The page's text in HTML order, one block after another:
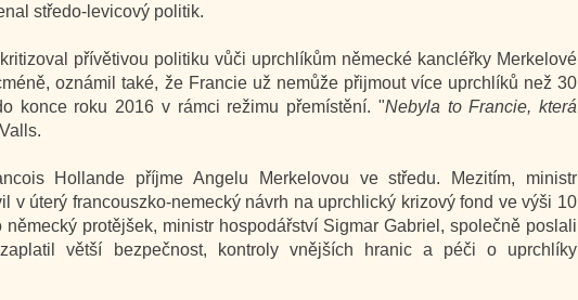
středo-levicový politik.
přívětivou politiku vůči uprchlíkům německé kancléřky Merkelové
oznámil také, že Francie už nemůže přijmout více uprchlíků než 30
konce roku 2016 v rámci režimu přemístění. "Nebyla to Francie, která
Hollande příjme Angelu Merkelovou ve středu. Mezitím, ministr
v úterý francouszko-nemecký návrh na uprchlický krizový fond ve výši 10
protějšek, ministr hospodářství Sigmar Gabriel, společně poslali
větší bezpečnost, kontroly vnějších hranic a péči o uprchlíky